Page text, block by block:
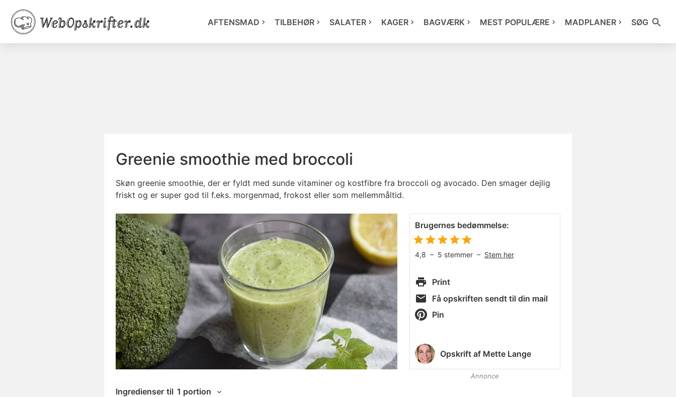
AFTENSMAD TILBEHØR SALATER KAGER BAGVÆRK MEST POPULÆRE MADPLANER SØG
Greenie smoothie med broccoli
Skøn greenie smoothie, der er fyldt med sunde vitaminer og kostfibre fra broccoli og avocado. Den smager dejlig
friskt og er super god til f.eks. morgenmad, frokost eller som mellemmåltid.
Ingredienser til 1 portion
Brugernes bedømmelse:
4,8 – 5 stemmer – Stem her
Print
Få opskriften sendt til din mail
Pin
Opskrift af Mette Lange
Annonce